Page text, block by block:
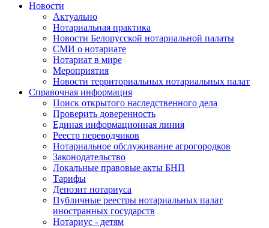
Новости
Актуально
Нотариальная практика
Новости Белорусской нотариальной палаты
СМИ о нотариате
Нотариат в мире
Мероприятия
Новости территориальных нотариальных палат
Справочная информация
Поиск открытого наследственного дела
Проверить доверенность
Единая информационная линия
Реестр переводчиков
Нотариальное обслуживание агрогородков
Законодательство
Локальные правовые акты БНП
Тарифы
Депозит нотариуса
Публичные реестры нотариальных палат
иностранных государств
Нотариус - детям